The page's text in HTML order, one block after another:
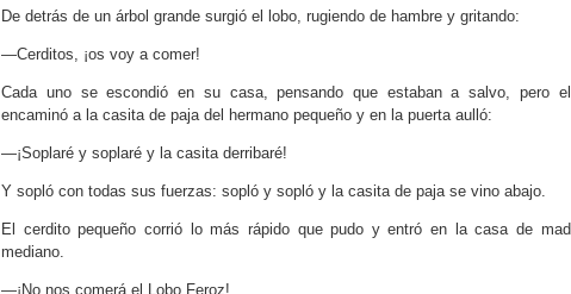
De detrás de un árbol grande surgió el lobo, rugiendo de hambre y gritando:
—Cerditos, ¡os voy a comer!
Cada uno se escondió en su casa, pensando que estaban a salvo, pero
encaminó a la casita de paja del hermano pequeño y en la puerta aulló:
—¡Soplaré y soplaré y la casita derribaré!
Y sopló con todas sus fuerzas: sopló y sopló y la casita de paja se vino abajo.
El cerdito pequeño corrió lo más rápido que pudo y entró en la casa de
mediano.
—¡No nos comerá el Lobo Feroz!